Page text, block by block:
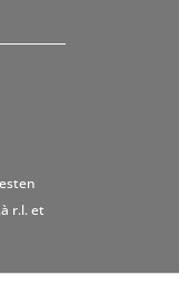
r.l. et